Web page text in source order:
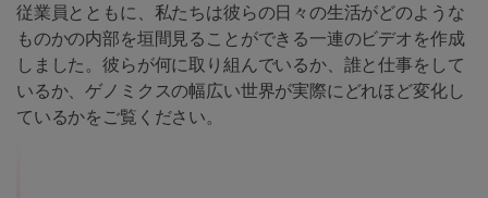
従業員とともに、私たちは彼らの日々の生活がどのような
ものかの内部を垣間見ることができる一連のビデオを作成
しました。彼らが何に取り組んでいるか、誰と仕事をして
いるか、ゲノミクスの幅広い世界が実際にどれほど変化し
ているかをご覧ください。